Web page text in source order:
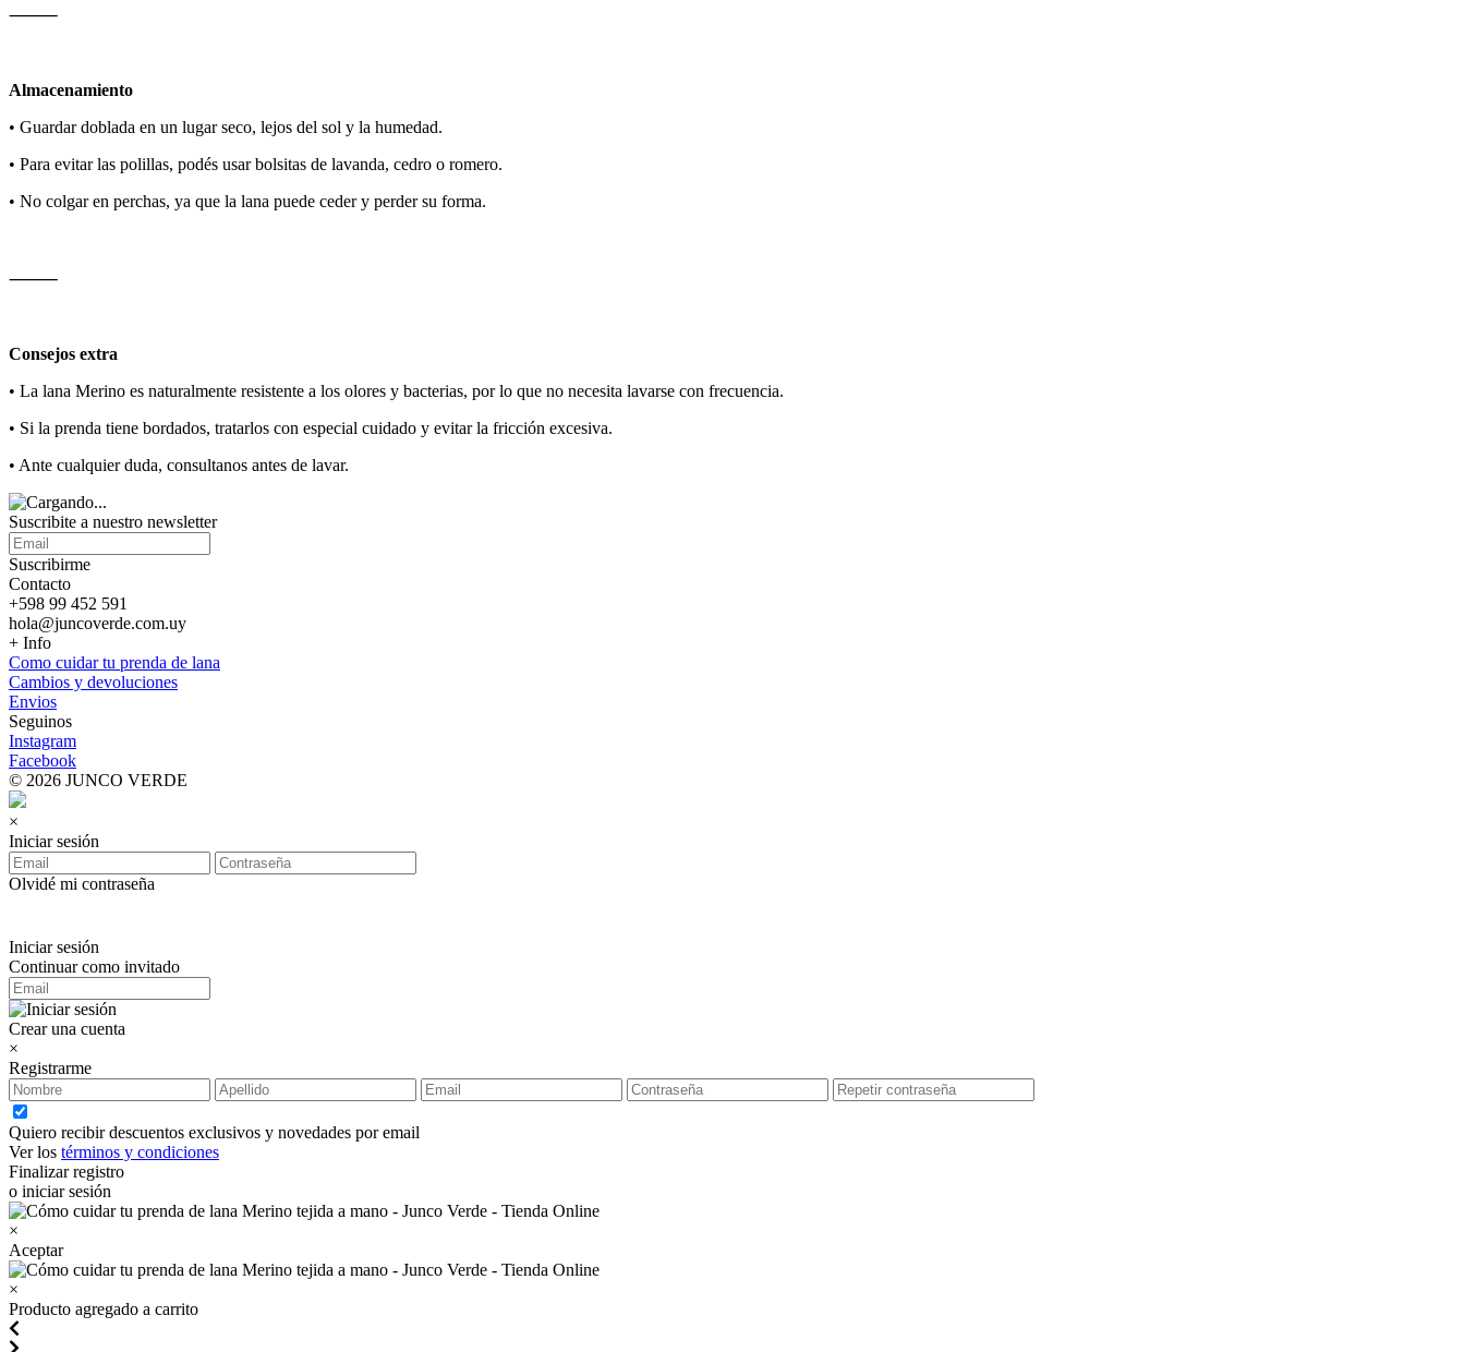
⸻
Almacenamiento
• Guardar doblada en un lugar seco, lejos del sol y la humedad.
• Para evitar las polillas, podés usar bolsitas de lavanda, cedro o romero.
• No colgar en perchas, ya que la lana puede ceder y perder su forma.
⸻
Consejos extra
• La lana Merino es naturalmente resistente a los olores y bacterias, por lo que no necesita lavarse con frecuencia.
• Si la prenda tiene bordados, tratarlos con especial cuidado y evitar la fricción excesiva.
• Ante cualquier duda, consultanos antes de lavar.
Suscribite a nuestro newsletter
Suscribirme
Contacto
+598 99 452 591
hola@juncoverde.com.uy
+ Info
Como cuidar tu prenda de lana
Cambios y devoluciones
Envios
Seguinos
Instagram
Facebook
© 2026 JUNCO VERDE
×
Iniciar sesión
Olvidé mi contraseña
Iniciar sesión
Continuar como invitado
Crear una cuenta
×
Registrarme
Quiero recibir descuentos exclusivos y novedades por email
Ver los términos y condiciones
Finalizar registro
o iniciar sesión
×
Aceptar
×
Producto agregado a carrito